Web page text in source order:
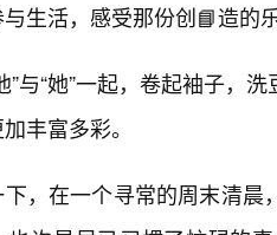
生活，感受那份创📘造的
”与“她”一起，卷起袖子，
丰富多彩。
，在一个寻常的周末清晨